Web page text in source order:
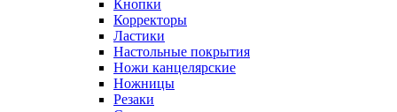
Кнопки
Корректоры
Ластики
Настольные покрытия
Ножи канцелярские
Ножницы
Резаки